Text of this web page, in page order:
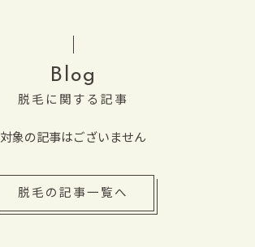
Blog
脱毛に関する記事
対象の記事はございません
脱毛の記事一覧へ